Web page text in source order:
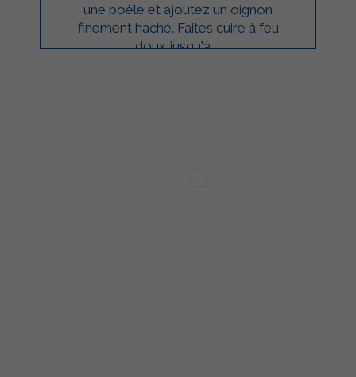
une poêle et ajoutez un oignon
finement haché. Faites cuire à feu
doux jusqu'à ...